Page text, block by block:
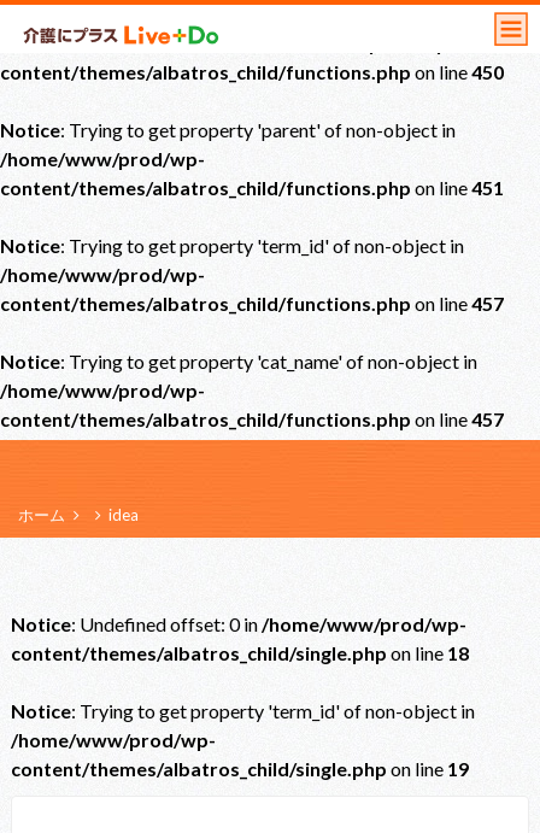
Notice: Undefined offset: 0 in
content/themes/albatros_child/functions.php on line450
Notice: Trying to get property 'parent' of non-object in
/home/www/prod/wp-
content/themes/albatros_child/functions.php on line451
Notice: Trying to get property 'term_id' of non-object in
/home/www/prod/wp-
content/themes/albatros_child/functions.php on line457
Notice: Trying to get property 'cat_name' of non-object in
/home/www/prod/wp-
content/themes/albatros_child/functions.php on line457
ホーム idea
Notice: Undefined offset: 0 in/home/www/prod/wp-
content/themes/albatros_child/single.php on line 18
Notice: Trying to get property 'term_id' of non-object in
/home/www/prod/wp-
content/themes/albatros_child/single.php on line 19